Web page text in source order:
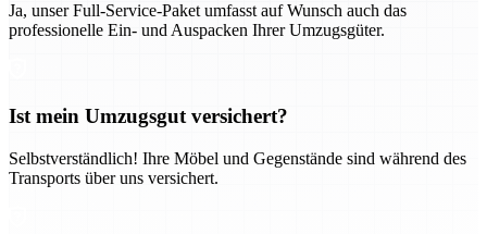
Ja, unser Full-Service-Paket umfasst auf Wunsch auch das
professionelle Ein- und Auspacken Ihrer Umzugsgüter.
Ist mein Umzugsgut versichert?
Selbstverständlich! Ihre Möbel und Gegenstände sind während des
Transports über uns versichert.